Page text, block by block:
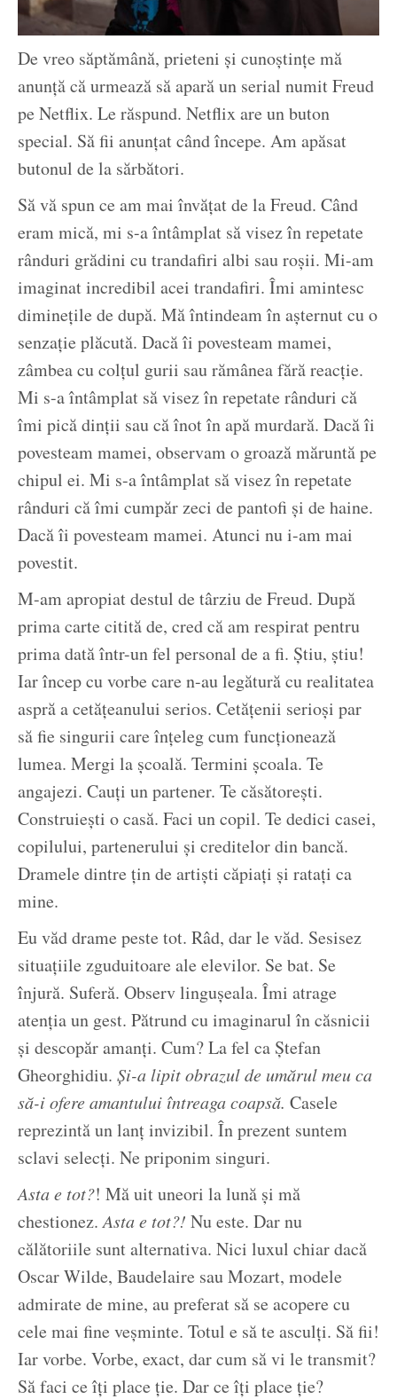
De vreo săptămână, prieteni și cunoștințe mă
anunță că urmează să apară un serial numit Freud
pe Netflix. Le răspund. Netflix are un buton
special. Să fii anunțat când începe. Am apăsat
butonul de la sărbători.
Să vă spun ce am mai învățat de la Freud. Când
eram mică, mi s-a întâmplat să visez în repetate
rânduri grădini cu trandafiri albi sau roșii. Mi-am
imaginat incredibil acei trandafiri. Îmi amintesc
diminețile de după. Mă întindeam în așternut cu o
senzație plăcută. Dacă îi povesteam mamei,
zâmbea cu colțul gurii sau rămânea fără reacție.
Mi s-a întâmplat să visez în repetate rânduri că
îmi pică dinții sau că înot în apă murdară. Dacă îi
povesteam mamei, observam o groază măruntă pe
chipul ei. Mi s-a întâmplat să visez în repetate
rânduri că îmi cumpăr zeci de pantofi și de haine.
Dacă îi povesteam mamei. Atunci nu i-am mai
povestit.
M-am apropiat destul de târziu de Freud. După
prima carte citită de, cred că am respirat pentru
prima dată într-un fel personal de a fi. Știu, știu!
Iar încep cu vorbe care n-au legătură cu realitatea
aspră a cetățeanului serios. Cetățenii serioși par
să fie singurii care înțeleg cum funcționează
lumea. Mergi la școală. Termini școala. Te
angajezi. Cauți un partener. Te căsătorești.
Construiești o casă. Faci un copil. Te dedici casei,
copilului, partenerului și creditelor din bancă.
Dramele dintre țin de artiști căpiați și ratați ca
mine.
Eu văd drame peste tot. Râd, dar le văd. Sesisez
situațiile zguduitoare ale elevilor. Se bat. Se
înjură. Suferă. Observ lingușeala. Îmi atrage
atenția un gest. Pătrund cu imaginarul în căsnicii
și descopăr amanți. Cum? La fel ca Ștefan
Gheorghidiu. Și-a lipit obrazul de umărul meu ca
să-i ofere amantului întreaga coapsă. Casele
reprezintă un lanț invizibil. În prezent suntem
sclavi selecți. Ne priponim singuri.
Asta e tot?! Mă uit uneori la lună și mă
chestionez.Asta e tot?! Nu este. Dar nu
călătoriile sunt alternativa. Nici luxul chiar dacă
Oscar Wilde, Baudelaire sau Mozart, modele
admirate de mine, au preferat să se acopere cu
cele mai fine veșminte. Totul e să te asculți. Să fii!
Iar vorbe. Vorbe, exact, dar cum să vi le transmit?
Să faci ce îți place ție. Dar ce îți place ție?